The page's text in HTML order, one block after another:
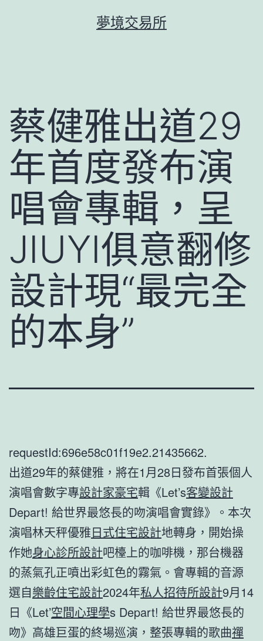
容
夢境交易所
蔡健雅出道29
年首度發布演
唱會專輯，呈
JIUYI俱意翻修
設計現“最完全
的本身”
requestId:696e58c01f19e2.21435662.
出道29年的蔡健雅，將在1月28日發布首張個人
演唱會數字專設計家豪宅輯《Let’s客變設計
Depart! 給世界最悠長的吻演唱會實錄》。本次
演唱林天秤優雅日式住宅設計地轉身，開始操
作她身心診所設計吧檯上的咖啡機，那台機器
的蒸氣孔正噴出彩虹色的霧氣。會專輯的音源
選自樂齡住宅設計2024年私人招待所設計9月14
日《Let’空間心理學s Depart! 給世界最悠長的
吻》高雄巨蛋的終場巡演，整張專輯的歌曲禪